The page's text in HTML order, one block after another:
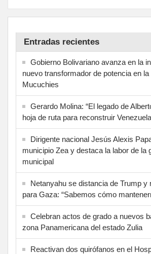
Entradas recientes
Gobierno Bolivariano avanza en la
nuevo transformador de potencia en
Mucuchies
Gerardo Molina: “El legado de
hoja de ruta para reconstruir
Dirigente nacional Jesús Alexis
municipio Zea y destaca la labor de la
municipal
Netanyahu se distancia de Trump y
para Gaza: “Sabemos cómo
Celebran actos de grado a nuevos
zona Panamericana del estado Zulia
Reactivan dos quirófanos en el